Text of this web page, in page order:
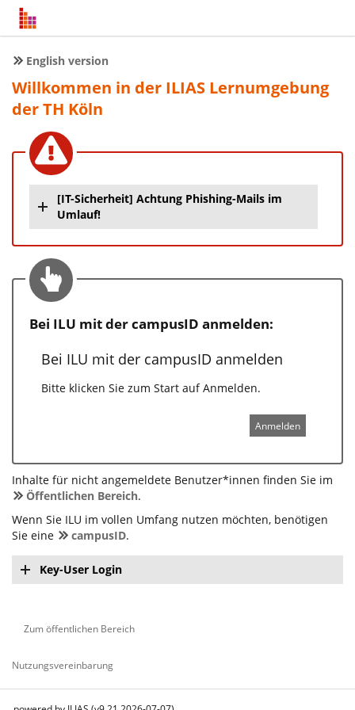
English version
Willkommen in der ILIAS Lernumgebung
der TH Köln
[IT-Sicherheit] Achtung Phishing-Mails im
Umlauf!
Bei ILU mit der campusID anmelden:
Bei ILU mit der campusID anmelden
Bitte klicken Sie zum Start auf Anmelden.
Anmelden
Inhalte für nicht angemeldete Benutzer*innen finden Sie im
Öffentlichen Bereich.
Wenn Sie ILU im vollen Umfang nutzen möchten, benötigen
Sie eine
campusID.
Key-User Login
Zum öffentlichen Bereich
Nutzungsvereinbarung